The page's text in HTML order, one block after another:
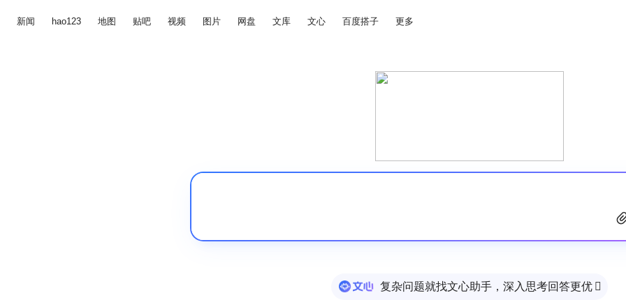
新闻 hao123 地图 贴吧 视频 图片 网盘 文库 文心 百度搭子 更多
复杂问题就找文心助手，深入思考回答更优 